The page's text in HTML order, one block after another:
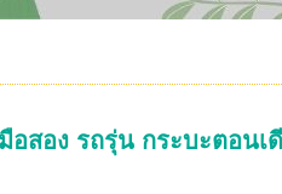
สอง รถรุ่น กระบะตอนเ